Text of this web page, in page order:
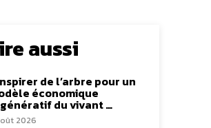
aussi
de l’arbre pour un
économique
du vivant …
2026